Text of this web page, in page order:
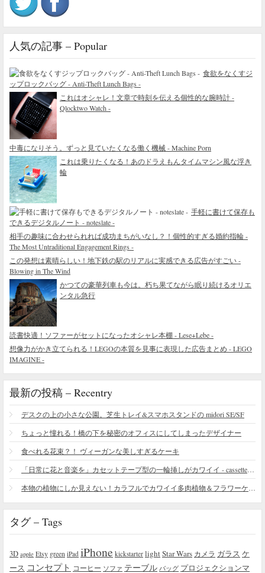
人気の記事 – Popular
食欲をなくすジ
ップロックバッグ - Anti-Theft Lunch Bags -
これはオシャレ！文章で時刻を伝える個性的な腕時計 -
Qlocktwo Watch -
中毒になりそう。ずっと見ていたくなる働く機械 - Machine Porn
これは乗りたくなる！あのドラえもんタイムマシン風な浮き
輪
手軽に書けて保存も
できるデジタルノート - noteslate -
相手の趣味に合わせられれば成功まちがいなし？！個性的すぎる婚約指輪 -
The Most Untraditional Engagement Rings -
この発想は素晴らしい！地下鉄の駅のリアルに実感できる広告がすごい -
Blowing in The Wind
かつての豪華列車も今は。朽ち果てながら眠り続けるオリエ
ンタル急行
読書快適！ソファーがセットになったオシャレ本棚 - Lese+Lebe -
想像力がかき立てられる！LEGOの本質を見事に表現した広告まとめ - LEGO
IMAGINE -
最新の投稿 – Recentry
デスクの上の小さな公園。芝生トレイ&スマホスタンドの midori SE/SF
ちょっと憧れる！橋の下を秘密のオフィスにしてしまったデザイナー
食べれる花束？！ ヴィーガンな美しすぎるケーキ
タグ – Tags
3D apple Etsy green iPad iPhone kickstarter lightStar Wars カメラ ガラス ケ
ース コンセプト コーヒー ソファ テーブル バッグ プロジェクションマ